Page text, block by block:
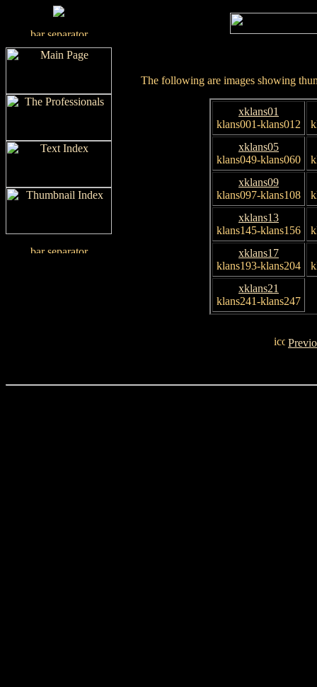
The following are images showing
xklans01
klans001-klans012
xklans05
klans049-klans060
xklans09
klans097-klans108
xklans13
klans145-klans156
xklans17
klans193-klans204
xklans21
klans241-klans247